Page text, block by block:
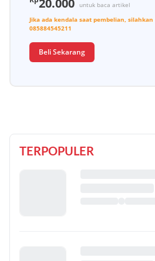
untuk baca artikel
Jika ada kendala saat pembelian,
085884545211
Beli Sekarang
TERPOPULER